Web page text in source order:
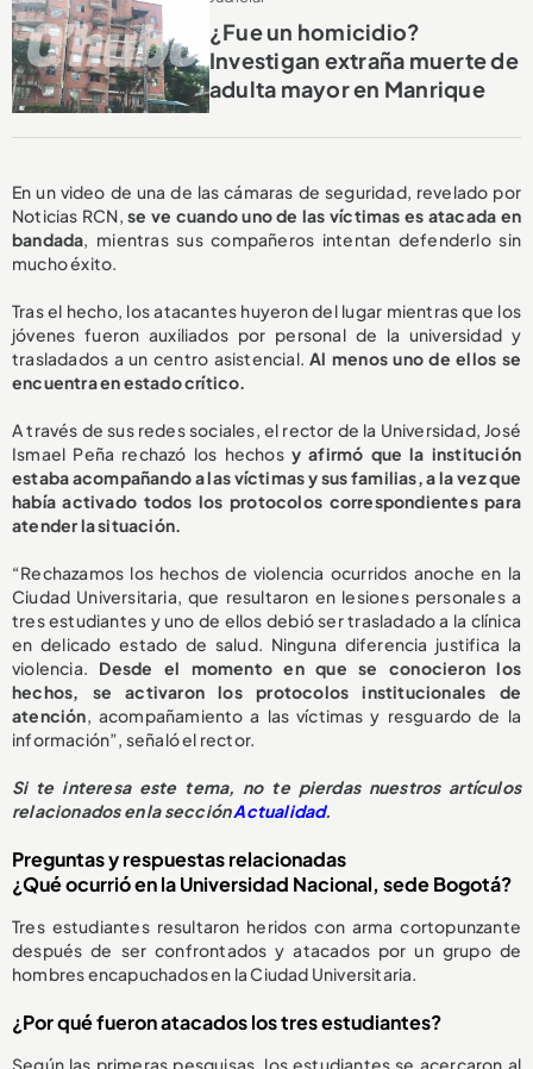
¿Fue un homicidio?
Investigan extraña muerte de
adulta mayor en Manrique
En un video de una de las cámaras de seguridad, revelado por
Noticias RCN,se ve cuando uno de las víctimas es atacada en
bandada, mientras sus compañeros intentan defenderlo sin
mucho éxito.
Tras el hecho, los atacantes huyeron del lugar mientras que los
jóvenes fueron auxiliados por personal de la universidad y
trasladados a un centro asistencial.Al menos uno de ellos se
encuentra en estado crítico.
A través de sus redes sociales, el rector de la Universidad, José
Ismael Peña rechazó los hechos y afirmó que la institución
estaba acompañando a las víctimas y sus familias, a la vez que
había activado todos los protocolos correspondientes para
atender la situación.
“Rechazamos los hechos de violencia ocurridos anoche en la
Ciudad Universitaria, que resultaron en lesiones personales a
tres estudiantes y uno de ellos debió ser trasladado a la clínica
en delicado estado de salud. Ninguna diferencia justifica la
violencia. Desde el momento en que se conocieron los
hechos, se activaron los protocolos institucionales de
atención, acompañamiento a las víctimas y resguardo de la
información”, señaló el rector.
Si te interesa este tema, no te pierdas nuestros artículos
relacionados en la secciónActualidad.
Preguntas y respuestas relacionadas
¿Qué ocurrió en la Universidad Nacional, sede Bogotá?
Tres estudiantes resultaron heridos con arma cortopunzante
después de ser confrontados y atacados por un grupo de
hombres encapuchados en la Ciudad Universitaria.
¿Por qué fueron atacados los tres estudiantes?
Según las primeras pesquisas, los estudiantes se acercaron al